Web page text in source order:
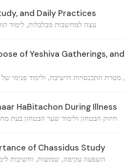
and Daily Practices
עצה למחשבות מבלבלות, לימוד
of Yeshiva Gatherings,
התכנסויות הישיבה, ולימוד פנימי
HaBitachon During Illness
חיזוק הבטחון ולימוד שער הבטחון בעת
of Chassidus Study
השפעה עקיפה, שמועות, וחשיבות